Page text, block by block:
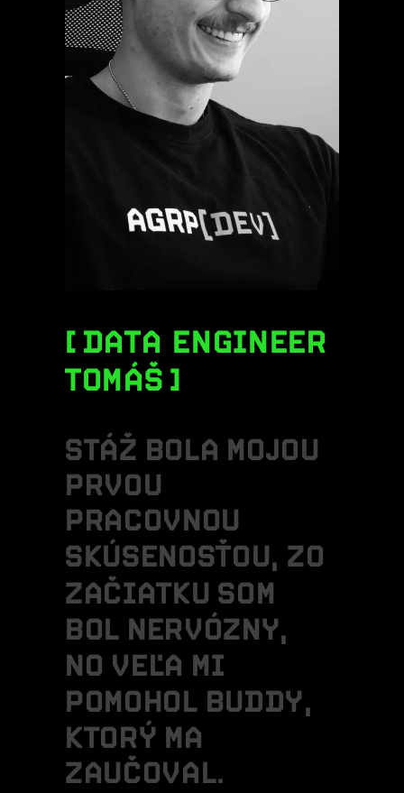
DATA ENGINEER
TOMÁŠ
STÁŽ BOLA MOJOU
PRVOU
PRACOVNOU
SKÚSENOSŤOU, ZO
ZAČIATKU SOM
BOL NERVÓZNY,
NO VEĽA MI
POMOHOL BUDDY,
KTORÝ MA
ZAUČOVAL.